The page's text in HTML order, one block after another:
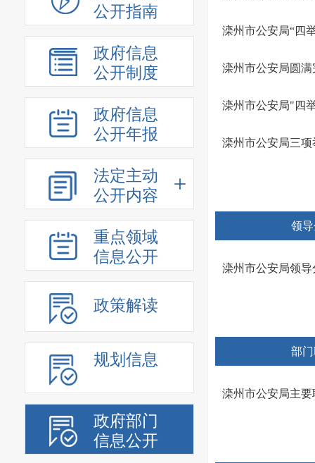
公开指南
政府信息
公开制度
政府信息
公开年报
法定主动
公开内容
重点领域
信息公开
政策解读
规划信息
政府部门
信息公开
滦州市公安局“四
滦州市公安局圆
滦州市公安局"四
滦州市公安局三
领
滦州市公安局领导
部
滦州市公安局主要